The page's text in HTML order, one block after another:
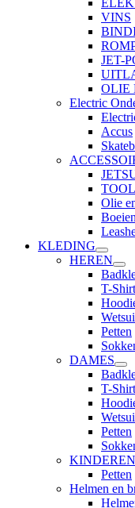
VINS
JET-
OLIE
Electric
Accus
Olie
Boeien
KLEDING
HEREN
T-
Petten
DAMES
T-
Petten
KINDEREN
Petten
Helmen en